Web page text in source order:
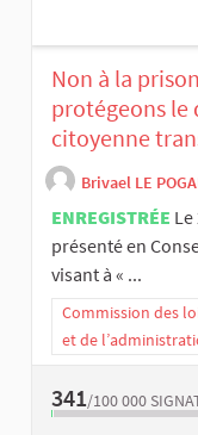
Non à la
protégeons
citoyenne
Brivael LE
ENREGISTRÉE
présenté en
visant à « ...
Commission des
et de
341/100 000